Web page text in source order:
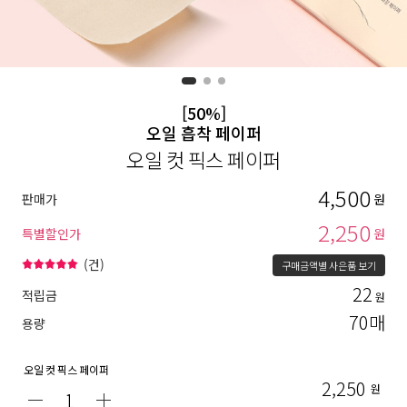
[50%]
오일 흡착 페이퍼
오일 컷 픽스 페이퍼
판매가 4,500 원
특별할인가
2,250 원
(건) 구매금액별 사은품 보기
적립금 22 원
용량 70매
오일 컷 픽스 페이퍼
2,250 원